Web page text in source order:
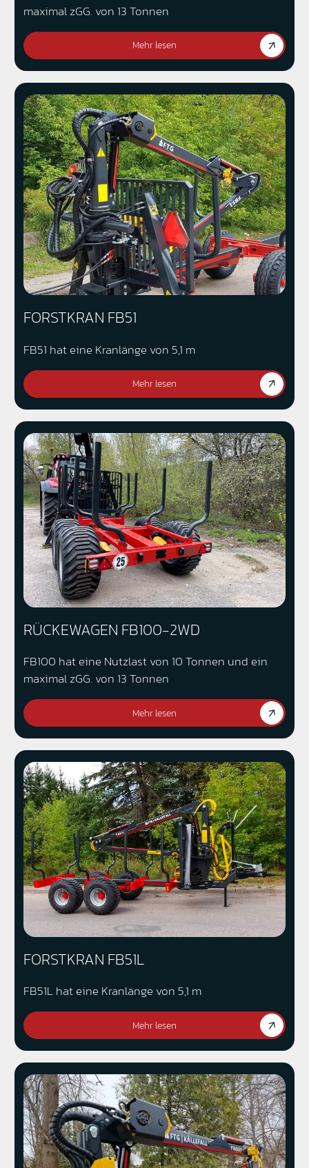
maximal zGG. von 13 Tonnen
Mehr lesen
FORSTKRAN FB51
FB51 hat eine Kranlänge von 5,1 m
Mehr lesen
RÜCKEWAGEN FB100-2WD
FB100 hat eine Nutzlast von 10 Tonnen und ein
maximal zGG. von 13 Tonnen
Mehr lesen
FORSTKRAN FB51L
FB51L hat eine Kranlänge von 5,1 m
Mehr lesen